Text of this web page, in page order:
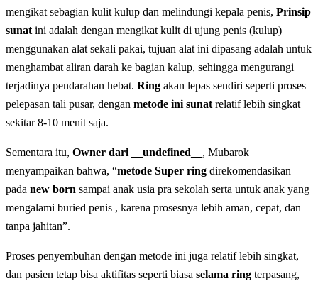
mengikat sebagian kulit kulup dan melindungi kepala penis, Prinsip
sunat ini adalah dengan mengikat kulit di ujung penis (kulup)
menggunakan alat sekali pakai, tujuan alat ini dipasang adalah untuk
menghambat aliran darah ke bagian kalup, sehingga mengurangi
terjadinya pendarahan hebat. Ring akan lepas sendiri seperti proses
pelepasan tali pusar, dengan metode ini sunat relatif lebih singkat
sekitar 8-10 menit saja.
Sementara itu, Owner dari __undefined__ , Mubarok
menyampaikan bahwa, “metode Super ring direkomendasikan
pada new born sampai anak usia pra sekolah serta untuk anak yang
mengalami buried penis , karena prosesnya lebih aman, cepat, dan
tanpa jahitan”.
Proses penyembuhan dengan metode ini juga relatif lebih singkat,
dan pasien tetap bisa aktifitas seperti biasa selama ring terpasang,